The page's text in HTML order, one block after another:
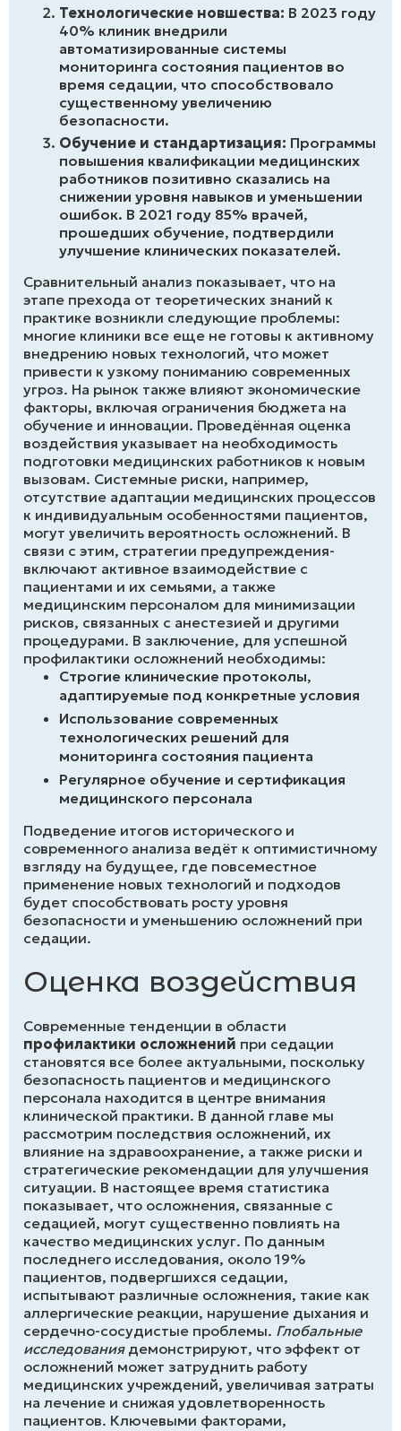
Технологические новшества: В 2023 году
40% клиник внедрили
автоматизированные системы
мониторинга состояния пациентов во
время седации, что способствовало
существенному увеличению
безопасности.
Обучение и стандартизация: Программы
повышения квалификации медицинских
работников позитивно сказались на
снижении уровня навыков и уменьшении
ошибок. В 2021 году 85% врачей,
прошедших обучение, подтвердили
улучшение клинических показателей.
Сравнительный анализ показывает, что на
этапе прехода от теоретических знаний к
практике возникли следующие проблемы:
многие клиники все еще не готовы к активному
внедрению новых технологий, что может
привести к узкому пониманию современных
угроз. На рынок также влияют экономические
факторы, включая ограничения бюджета на
обучение и инновации. Проведённая оценка
воздействия указывает на необходимость
подготовки медицинских работников к новым
вызовам. Системные риски, например,
отсутствие адаптации медицинских процессов
к индивидуальным особенностями пациентов,
могут увеличить вероятность осложнений. В
связи с этим, стратегии предупреждения-
включают активное взаимодействие с
пациентами и их семьями, а также
медицинским персоналом для минимизации
рисков, связанных с анестезией и другими
процедурами. В заключение, для успешной
профилактики осложнений необходимы:
Строгие клинические протоколы,
адаптируемые под конкретные условия
Использование современных
технологических решений для
мониторинга состояния пациента
Регулярное обучение и сертификация
медицинского персонала
Подведение итогов исторического и
современного анализа ведёт к оптимистичному
взгляду на будущее, где повсеместное
применение новых технологий и подходов
будет способствовать росту уровня
безопасности и уменьшению осложнений при
седации.
Оценка воздействия
Современные тенденции в области
профилактики осложнений при седации
становятся все более актуальными, поскольку
безопасность пациентов и медицинского
персонала находится в центре внимания
клинической практики. В данной главе мы
рассмотрим последствия осложнений, их
влияние на здравоохранение, а также риски и
стратегические рекомендации для улучшения
ситуации. В настоящее время статистика
показывает, что осложнения, связанные с
седацией, могут существенно повлиять на
качество медицинских услуг. По данным
последнего исследования, около 19%
пациентов, подвергшихся седации,
испытывают различные осложнения, такие как
аллергические реакции, нарушение дыхания и
сердечно-сосудистые проблемы. Глобальные
исследованиядемонстрируют, что эффект от
осложнений может затруднить работу
медицинских учреждений, увеличивая затраты
на лечение и снижая удовлетворенность
пациентов. Ключевыми факторами,